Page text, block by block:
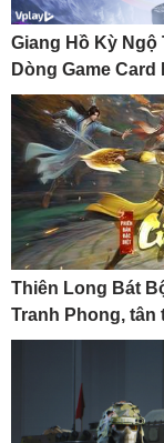
Giang Hồ Kỳ
Dòng Game Card
Thiên Long Bát
Tranh Phong,